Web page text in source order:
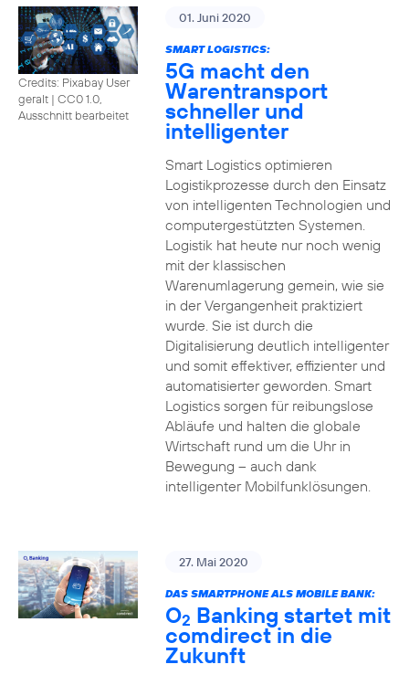
Credits: Pixabay User
geralt | CC0 1.0,
Ausschnitt bearbeitet
01. Juni 2020
SMART LOGISTICS:
5G macht den
Warentransport
schneller und
intelligenter
Smart Logistics optimieren
Logistikprozesse durch den Einsatz
von intelligenten Technologien und
computergestützten Systemen.
Logistik hat heute nur noch wenig
mit der klassischen
Warenumlagerung gemein, wie sie
in der Vergangenheit praktiziert
wurde. Sie ist durch die
Digitalisierung deutlich intelligenter
und somit effektiver, effizienter und
automatisierter geworden. Smart
Logistics sorgen für reibungslose
Abläufe und halten die globale
Wirtschaft rund um die Uhr in
Bewegung – auch dank
intelligenter Mobilfunklösungen.
27. Mai 2020
DAS SMARTPHONE ALS MOBILE BANK:
O2 Banking startet mit
comdirect in die
Zukunft